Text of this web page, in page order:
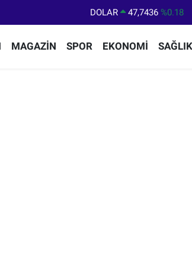
DOLAR 47,7436 %0.18
MAGAZİN SPOR EKONOMİ SAĞLIK